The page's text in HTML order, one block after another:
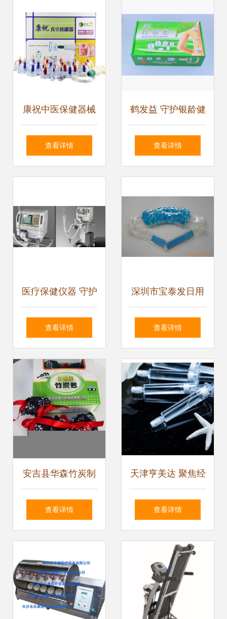
康祝中医保健器械
京东行情、价格、
查看详情
鹤发益 守护银龄健
康的专业保健器械
查看详情
医疗保健仪器 守护
健康的科技卫士
查看详情
深圳市宝泰发日用
品有限公司保健用
列表
查看详情
安吉县华森竹炭制
品 绿色健康生活，
始
查看详情
天津亨美达 聚焦经
络保健器材源头，
平台
查看详情